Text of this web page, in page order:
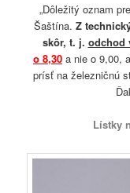
„Dôležitý oznam
Šaštína. Z
skôr, t. j. odchod
o 8,30 a nie o 9,00,
prísť na železničnú
Lístky